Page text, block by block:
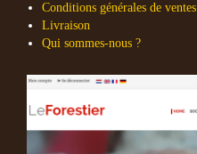
Conditions générales de ventes
Livraison
Qui sommes-nous ?